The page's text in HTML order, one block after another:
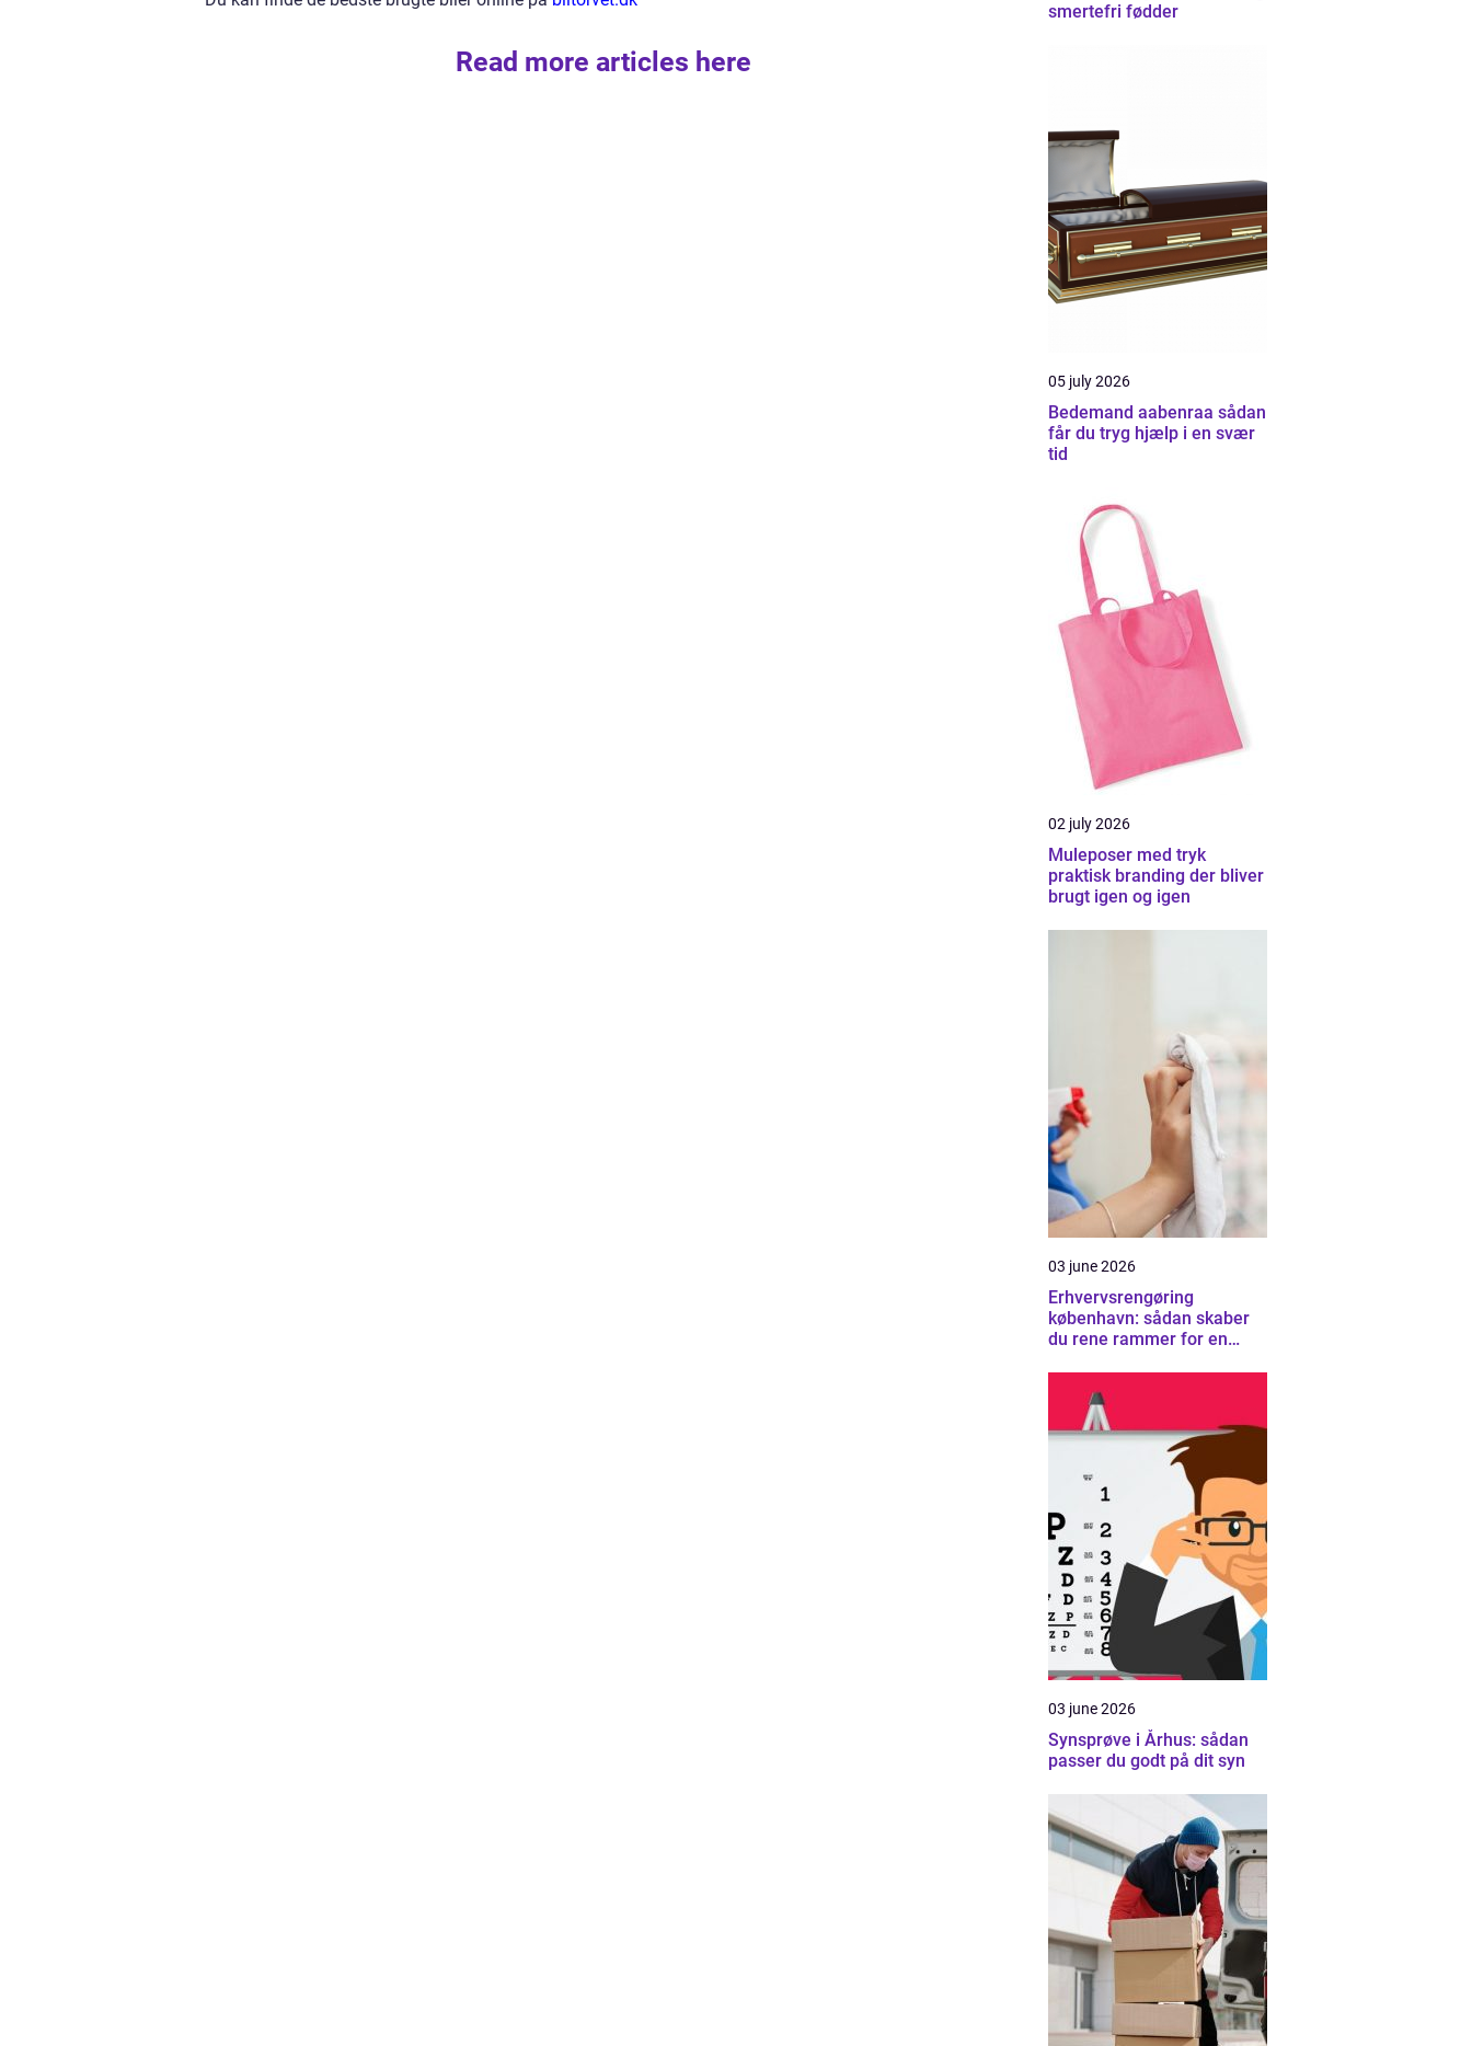
Read more articles here
smertefri fødder
05 july 2026
Bedemand aabenraa sådan
får du tryg hjælp i en svær
tid
02 july 2026
Muleposer med tryk
praktisk branding der bliver
brugt igen og igen
03 june 2026
Erhvervsrengøring
københavn: sådan skaber
du rene rammer for en
03 june 2026
Synsprøve i Århus: sådan
passer du godt på dit syn